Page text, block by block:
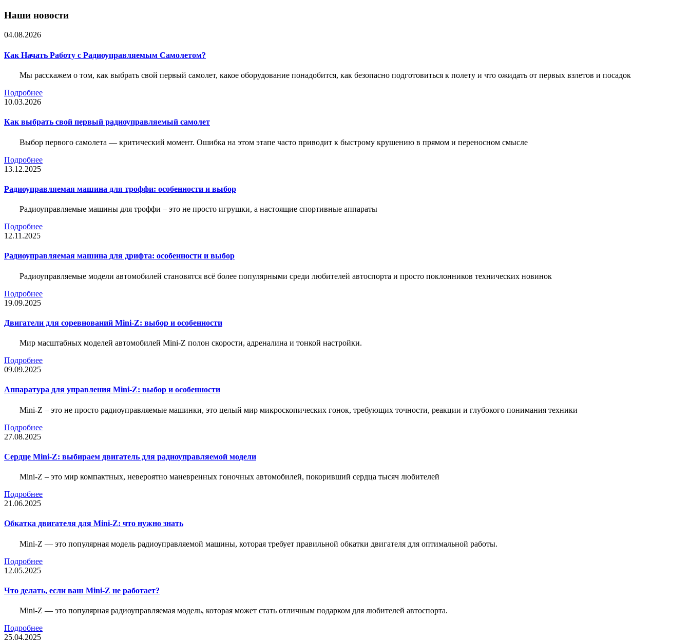
Наши новости
04.08.2026
Как Начать Работу с Радиоуправляемым Самолетом?
Мы расскажем о том, как выбрать свой первый самолет, какое оборудование понадобится, как безопасно подготовиться к полету и что ожидать от первых взлетов и посадок
Подробнее
10.03.2026
Как выбрать свой первый радиоуправляемый самолет
Выбор первого самолета — критический момент. Ошибка на этом этапе часто приводит к быстрому крушению в прямом и переносном смысле
Подробнее
13.12.2025
Радиоуправляемая машина для троффи: особенности и выбор
Радиоуправляемые машины для троффи – это не просто игрушки, а настоящие спортивные аппараты
Подробнее
12.11.2025
Радиоуправляемая машина для дрифта: особенности и выбор
Радиоуправляемые модели автомобилей становятся всё более популярными среди любителей автоспорта и просто поклонников технических новинок
Подробнее
19.09.2025
Двигатели для соревнований Mini-Z: выбор и особенности
Мир масштабных моделей автомобилей Mini-Z полон скорости, адреналина и тонкой настройки.
Подробнее
09.09.2025
Аппаратура для управления Mini-Z: выбор и особенности
Mini-Z – это не просто радиоуправляемые машинки, это целый мир микроскопических гонок, требующих точности, реакции и глубокого понимания техники
Подробнее
27.08.2025
Сердце Mini-Z: выбираем двигатель для радиоуправляемой модели
Mini-Z – это мир компактных, невероятно маневренных гоночных автомобилей, покоривший сердца тысяч любителей
Подробнее
21.06.2025
Обкатка двигателя для Mini-Z: что нужно знать
Mini-Z — это популярная модель радиоуправляемой машины, которая требует правильной обкатки двигателя для оптимальной работы.
Подробнее
12.05.2025
Что делать, если ваш Mini-Z не работает?
Mini-Z — это популярная радиоуправляемая модель, которая может стать отличным подарком для любителей автоспорта.
Подробнее
25.04.2025